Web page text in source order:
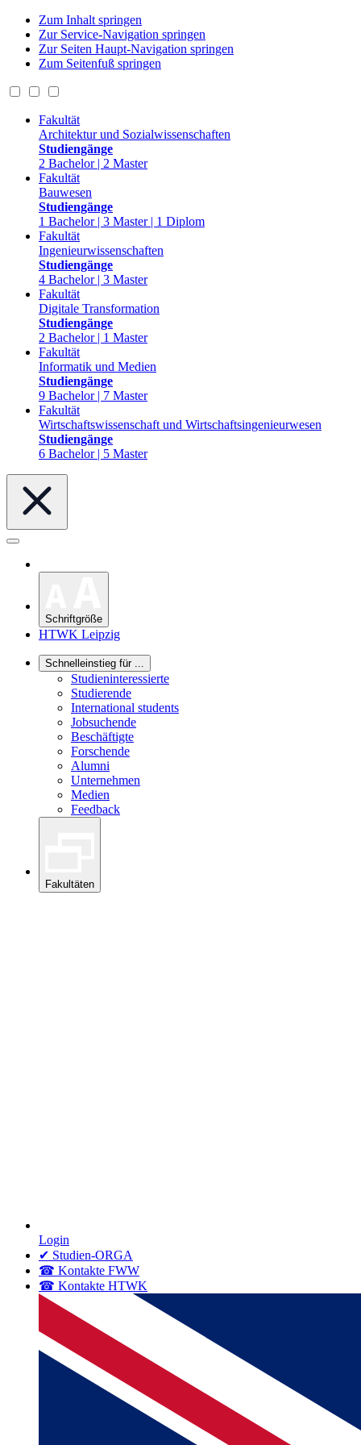
Zum Inhalt springen
Zur Service-Navigation springen
Zur Seiten Haupt-Navigation springen
Zum Seitenfuß springen
Fakultät
Architektur und Sozialwissenschaften
Studiengänge
2 Bachelor | 2 Master
Fakultät
Bauwesen
Studiengänge
1 Bachelor | 3 Master | 1 Diplom
Fakultät
Ingenieurwissenschaften
Studiengänge
4 Bachelor | 3 Master
Fakultät
Digitale Transformation
Studiengänge
2 Bachelor | 1 Master
Fakultät
Informatik und Medien
Studiengänge
9 Bachelor | 7 Master
Fakultät
Wirtschaftswissenschaft und Wirtschaftsingenieurwesen
Studiengänge
6 Bachelor | 5 Master
Schriftgröße
HTWK Leipzig
Schnelleinstieg für ...
Studieninteressierte
Studierende
International students
Jobsuchende
Beschäftigte
Forschende
Alumni
Unternehmen
Medien
Feedback
Fakultäten
Login
✔ Studien-ORGA
☎ Kontakte FWW
☎ Kontakte HTWK